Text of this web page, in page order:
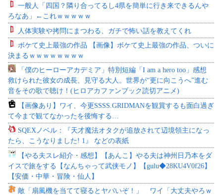
一般人「四国？隣り合ってるし4県を簡単に行き来できるんや
ろなあ」←これｗｗｗｗｗ
人体実験や拷問にまつわる、ガチで怖い話を教えてくれ
ボケて史上最強の作品 【画像】ボケて史上最強の作品、ついに
決まるｗｗｗｗｗｗｗｗ
「僕のヒーローアカデミア」特別短編「I am a hero too」感想
救けられた彼女の成長、見守る大人。世界が“更に向こうへ”進む
音をその歌で聴け！(ヒロアカファンブック読切アニメ)
【画像あり】ワイ、今更SSSS.GRIDMANを観賞するも面白過ぎ
て今まで観てなかったを後悔する…
SQEXノベル：『天才魔法オタクが追放されて辺境領主になっ
たら、こうなりました! 1』 などの表紙
【やる夫スレ紹介・感想】【あんこ】やる夫は神州日乃本をダ
イスで旅をする【なんちゃって武侠モノ】【gulu◆28KU4V0f26】
【安価・中華・冒険・仙人】
敵「扇風機を当てて寝るとヤバいぞ！」 ワイ「大丈夫やろｗ